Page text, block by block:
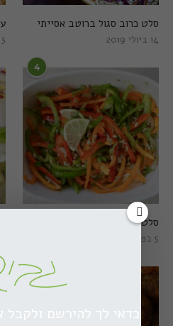
13
סלט כרוב סגול ברוטב אסייתי
14 ביולי 2019
4
סלט פלפלים טרי וצבעוני
5 בפברואר 2021
6
כדאי לך להירשם ולקבל